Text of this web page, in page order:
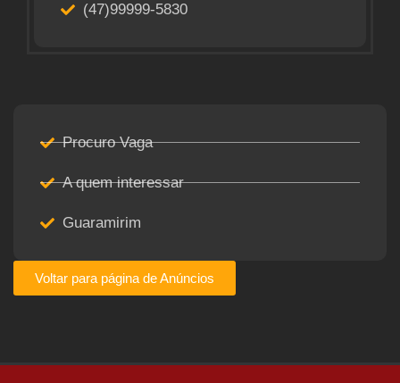
(47)99999-5830
Procuro Vaga
A quem interessar
Guaramirim
Voltar para página de Anúncios